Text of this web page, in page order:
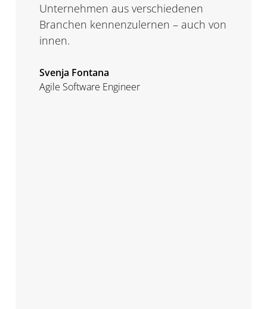
Unternehmen aus verschiedenen
Branchen kennenzulernen – auch von
innen.
Svenja Fontana
Agile Software Engineer